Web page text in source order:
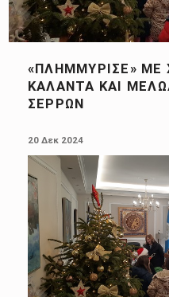
«ΠΛΗΜΜΎΡΙΣΕ» ΜΕ
ΚΆΛΑΝΤΑ ΚΑΙ
ΣΕΡΡΏΝ
20 Δεκ 2024